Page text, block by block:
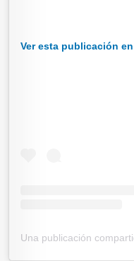
Ver esta publicación